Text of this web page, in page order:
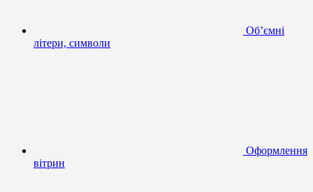
Об’ємні
літери, символи
Оформлення
вітрин